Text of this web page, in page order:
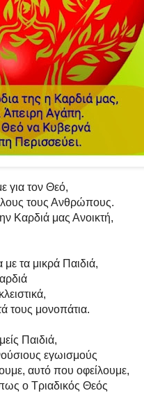
για τον Θεό,
όλους τους Ανθρώπους.
Καρδιά μας Ανοικτή,
τα μικρά Παιδιά,
τους μονοπάτια.
Παιδιά,
εγωισμούς
αυτό που οφείλουμε,
ο Τριαδικός Θεός